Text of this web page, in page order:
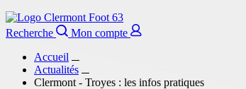
Recherche
Mon compte
Accueil
Actualités
Clermont - Troyes : les infos pratiques